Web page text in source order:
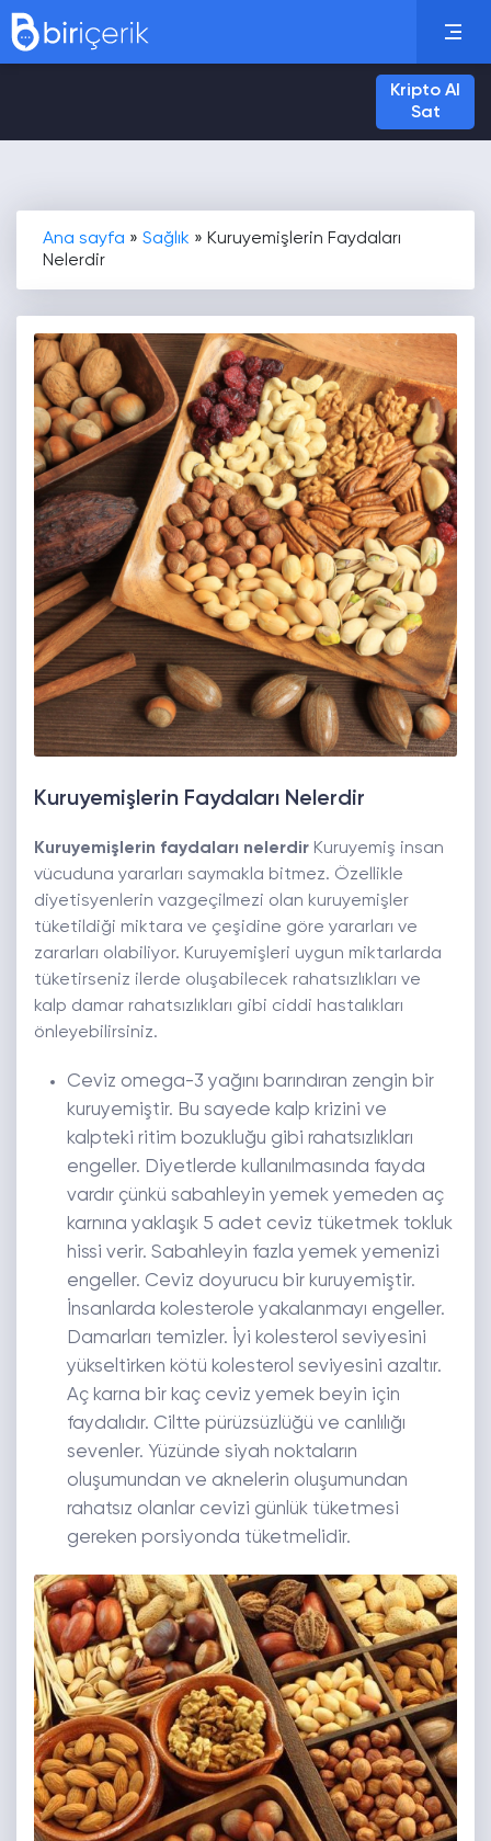
Kripto Al
Sat
Ana sayfa » Sağlık » Kuruyemişlerin Faydaları
Nelerdir
Kuruyemişlerin Faydaları Nelerdir
Kuruyemişlerin faydaları nelerdir Kuruyemiş insan
vücuduna yararları saymakla bitmez. Özellikle
diyetisyenlerin vazgeçilmezi olan kuruyemişler
tüketildiği miktara ve çeşidine göre yararları ve
zararları olabiliyor. Kuruyemişleri uygun miktarlarda
tüketirseniz ilerde oluşabilecek rahatsızlıkları ve
kalp damar rahatsızlıkları gibi ciddi hastalıkları
önleyebilirsiniz.
Ceviz omega-3 yağını barındıran zengin bir
kuruyemiştir. Bu sayede kalp krizini ve
kalpteki ritim bozukluğu gibi rahatsızlıkları
engeller. Diyetlerde kullanılmasında fayda
vardır çünkü sabahleyin yemek yemeden aç
karnına yaklaşık 5 adet ceviz tüketmek tokluk
hissi verir. Sabahleyin fazla yemek yemenizi
engeller. Ceviz doyurucu bir kuruyemiştir.
İnsanlarda kolesterole yakalanmayı engeller.
Damarları temizler. İyi kolesterol seviyesini
yükseltirken kötü kolesterol seviyesini azaltır.
Aç karna bir kaç ceviz yemek beyin için
faydalıdır. Ciltte pürüzsüzlüğü ve canlılığı
sevenler. Yüzünde siyah noktaların
oluşumundan ve aknelerin oluşumundan
rahatsız olanlar cevizi günlük tüketmesi
gereken porsiyonda tüketmelidir.